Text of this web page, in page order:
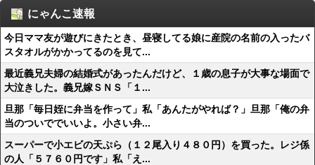
にゃんこ速報
今日ママ友が遊びにきたとき、昼寝してる娘に産院の名前の入ったバ
スタオルがかかってるのを見て...
最近義兄夫婦の結婚式があったんだけど、１歳の息子が大事な場面で
大泣きした。義兄嫁ＳＮＳ「１...
旦那「毎日姪に弁当を作って」私「あんたがやれば？」旦那「俺の弁
当のついででいいよ。小さい弁...
スーパーで小エビの天ぷら（１２尾入り４８０円）を買った。レジ係
の人「５７６０円です」私「え...